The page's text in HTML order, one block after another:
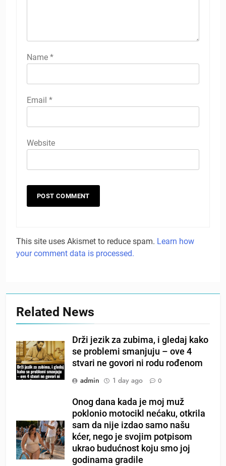
Name *
Email *
Website
This site uses Akismet to reduce spam. Learn how
your comment data is processed.
Related News
Drži jezik za zubima, i gledaj kako
se problemi smanjuju – ove 4
stvari ne govori ni rodu rođenom
admin
1 day ago 0
Onog dana kada je moj muž
poklonio motocikl nećaku, otkrila
sam da nije izdao samo našu
kćer, nego je svojim potpisom
ukrao budućnost koju smo joj
godinama gradile